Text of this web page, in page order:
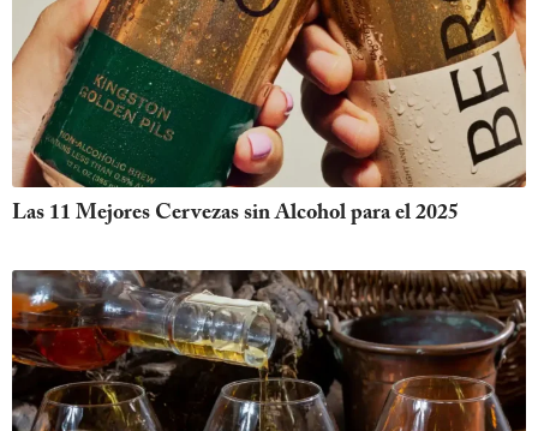
Las 11 Mejores Cervezas sin Alcohol para el 2025